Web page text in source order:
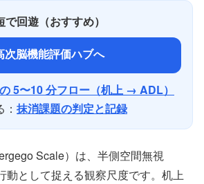
回遊（おすすめ）
次脳機能評価ハブへ
5〜10 分フロー（机上 → ADL）
抹消課題の判定と記録
Scale）は、半側空間無視
動として捉える観察尺度です。机上